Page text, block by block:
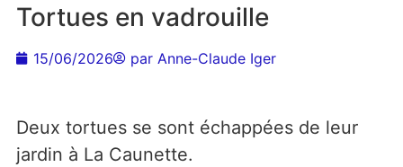
Tortues en vadrouille
15/06/2026 parAnne-Claude Iger
Deux tortues se sont échappées de leur
jardin à La Caunette.